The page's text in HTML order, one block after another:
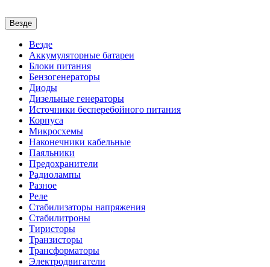
Везде
Везде
Аккумуляторные батареи
Блоки питания
Бензогенераторы
Диоды
Дизельные генераторы
Источники бесперебойного питания
Корпуса
Микросхемы
Наконечники кабельные
Паяльники
Предохранители
Радиолампы
Разное
Реле
Стабилизаторы напряжения
Стабилитроны
Тиристоры
Транзисторы
Трансформаторы
Электродвигатели